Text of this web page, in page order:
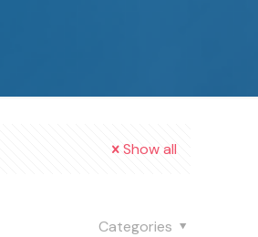
Show all
Categories